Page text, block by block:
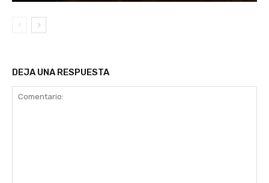
DEJA UNA RESPUESTA